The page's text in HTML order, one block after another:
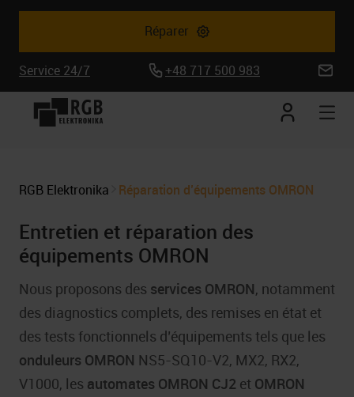
Réparer
Service 24/7 +48 717 500 983
Mon
RGB Elektronika
Réparation d’équipements OMRON
Entretien et réparation des
équipements OMRON
Nous proposons des services OMRON, notamment
des diagnostics complets, des remises en état et
des tests fonctionnels d’équipements tels que les
onduleurs OMRON NS5-SQ10-V2, MX2, RX2,
V1000, les automates OMRON CJ2 et OMRON